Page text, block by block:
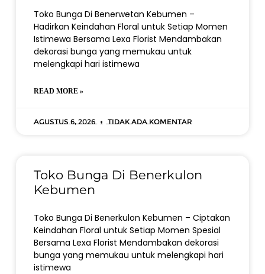
Toko Bunga Di Benerwetan Kebumen –
Hadirkan Keindahan Floral untuk Setiap Momen
Istimewa Bersama Lexa Florist Mendambakan
dekorasi bunga yang memukau untuk
melengkapi hari istimewa
READ MORE »
Agustus 6, 2026 Tidak ada komentar
Toko Bunga Di Benerkulon
Kebumen
Toko Bunga Di Benerkulon Kebumen – Ciptakan
Keindahan Floral untuk Setiap Momen Spesial
Bersama Lexa Florist Mendambakan dekorasi
bunga yang memukau untuk melengkapi hari
istimewa